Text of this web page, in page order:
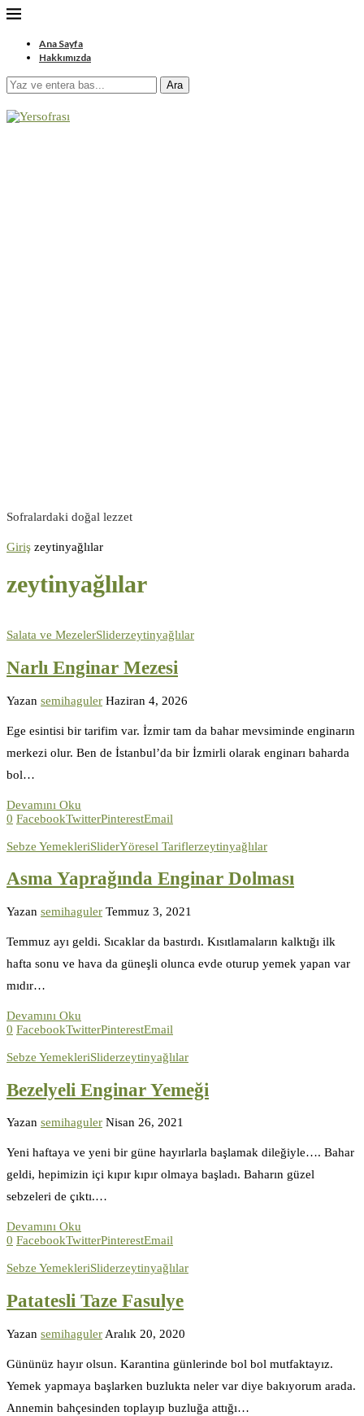
Ana Sayfa
Hakkımızda
Ara
Sofralardaki doğal lezzet
Giriş zeytinyağlılar
zeytinyağlılar
Salata ve MezelerSliderzeytinyağlılar
Narlı Enginar Mezesi
Yazan semihaguler Haziran 4, 2026
Ege esintisi bir tarifim var. İzmir tam da bahar mevsiminde enginarın
merkezi olur. Ben de İstanbul’da bir İzmirli olarak enginarı baharda
bol…
Devamını Oku
0 FacebookTwitterPinterestEmail
Sebze YemekleriSliderYöresel Tariflerzeytinyağlılar
Asma Yaprağında Enginar Dolması
Yazan semihaguler Temmuz 3, 2021
Temmuz ayı geldi. Sıcaklar da bastırdı. Kısıtlamaların kalktığı ilk
hafta sonu ve hava da güneşli olunca evde oturup yemek yapan var
mıdır…
Devamını Oku
0 FacebookTwitterPinterestEmail
Sebze YemekleriSliderzeytinyağlılar
Bezelyeli Enginar Yemeği
Yazan semihaguler Nisan 26, 2021
Yeni haftaya ve yeni bir güne hayırlarla başlamak dileğiyle…. Bahar
geldi, hepimizin içi kıpır kıpır olmaya başladı. Baharın güzel
sebzeleri de çıktı.…
Devamını Oku
0 FacebookTwitterPinterestEmail
Sebze YemekleriSliderzeytinyağlılar
Patatesli Taze Fasulye
Yazan semihaguler Aralık 20, 2020
Gününüz hayır olsun. Karantina günlerinde bol bol mutfaktayız.
Yemek yapmaya başlarken buzlukta neler var diye bakıyorum arada.
Annemin bahçesinden toplayıp buzluğa attığı…